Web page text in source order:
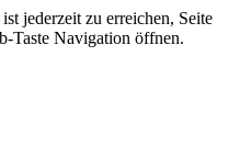
jederzeit zu erreichen, Seite
Taste Navigation öffnen.